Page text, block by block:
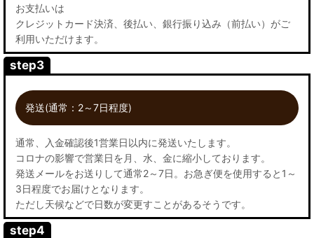
お支払いは
クレジットカード決済、後払い、銀行振り込み（前払い）がご
利用いただけます。
step3
発送(通常：2～7日程度)
通常、入金確認後1営業日以内に発送いたします。
コロナの影響で営業日を月、水、金に縮小しております。
発送メールをお送りして通常2～7日。お急ぎ便を使用すると1～
3日程度でお届けとなります。
ただし天候などで日数が変更すことがあるそうです。
step4